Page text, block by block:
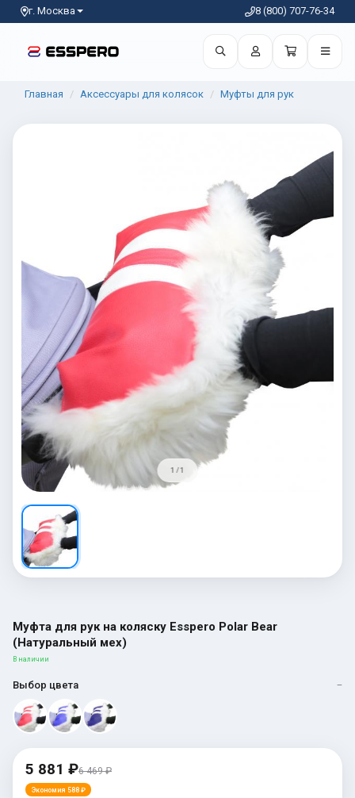
г. Москва 8 (800) 707-76-34
Главная Аксессуары для колясок Муфты для рук
1 / 1
Муфта для рук на коляску Esspero Polar Bear
(Натуральный мех)
В наличии
Выбор цвета —
5 881 ₽6 469 ₽
Экономия 588 ₽